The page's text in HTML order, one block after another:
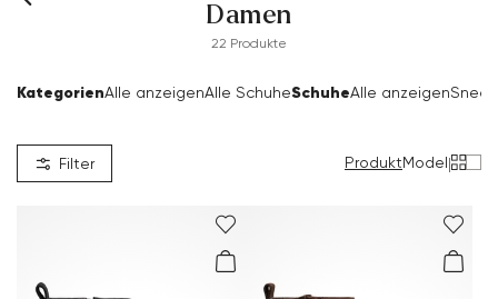
Damen
22 Produkte
KategorienAlle anzeigenAlle SchuheSchuheAlle anzeigen
Filter ProduktModel|